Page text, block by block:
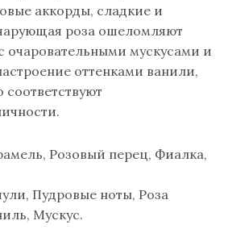
аккорды, сладкие и
роза ошеломляют
очаровательными мускусами и
оттенками ванили,
Розовый перец, Фиалка,
Пудровые ноты, Роза
Мускус.